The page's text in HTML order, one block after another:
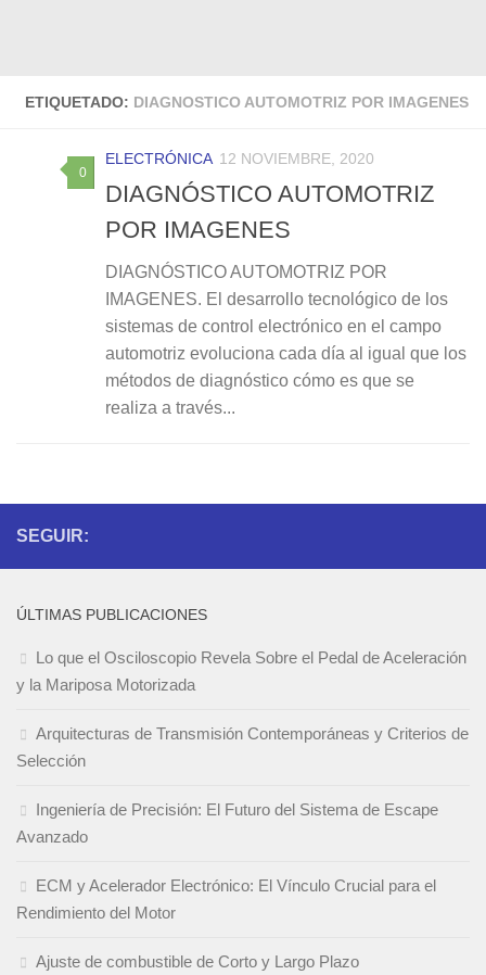
ETIQUETADO: DIAGNOSTICO AUTOMOTRIZ POR IMAGENES
0
ELECTRÓNICA 12 NOVIEMBRE, 2020
DIAGNÓSTICO AUTOMOTRIZ
POR IMAGENES
DIAGNÓSTICO AUTOMOTRIZ POR
IMAGENES. El desarrollo tecnológico de los
sistemas de control electrónico en el campo
automotriz evoluciona cada día al igual que los
métodos de diagnóstico cómo es que se
realiza a través...
SEGUIR:
ÚLTIMAS PUBLICACIONES
Lo que el Osciloscopio Revela Sobre el Pedal de Aceleración
y la Mariposa Motorizada
Arquitecturas de Transmisión Contemporáneas y Criterios de
Selección
Ingeniería de Precisión: El Futuro del Sistema de Escape
Avanzado
ECM y Acelerador Electrónico: El Vínculo Crucial para el
Rendimiento del Motor
Ajuste de combustible de Corto y Largo Plazo